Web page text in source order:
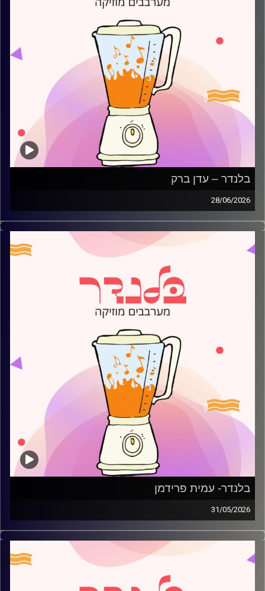
בלנדר – עדן ברק
28/06/2026
מוזיקה קצבית חדשה עם עדן ברק
קרדיט תמונות:
AudioVersity
בלנדר- עמית פרידמן
31/05/2026
מוזיקה רגועה לפתוח איתה את הבוקר בהגשת עמית פרידמן
קרדיט תמונות:
AudioVersity